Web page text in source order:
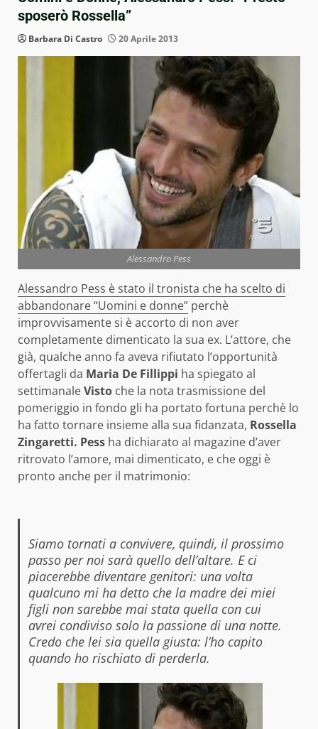
sposerò Rossella”
Barbara Di Castro 20 Aprile 2013
Alessandro Pess
Alessandro Pess è stato il tronista che ha scelto di
abbandonare“Uomini e donne” perchè
improvvisamente si è accorto di non aver
completamente dimenticato la sua ex. L’attore, che
già, qualche anno fa aveva rifiutato l’opportunità
offertagli da Maria De Fillippi ha spiegato al
settimanaleVisto che la nota trasmissione del
pomeriggio in fondo gli ha portato fortuna perchè lo
ha fatto tornare insieme alla sua fidanzata, Rossella
Zingaretti. Pess ha dichiarato al magazine d’aver
ritrovato l’amore, mai dimenticato, e che oggi è
pronto anche per il matrimonio:
Siamo tornati a convivere, quindi, il prossimo
passo per noi sarà quello dell’altare. E ci
piacerebbe diventare genitori: una volta
qualcuno mi ha detto che la madre dei miei
figli non sarebbe mai stata quella con cui
avrei condiviso solo la passione di una notte.
Credo che lei sia quella giusta: l’ho capito
quando ho rischiato di perderla.